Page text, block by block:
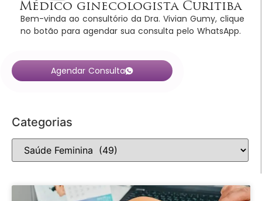
Médico ginecologista Curitiba
Bem-vinda ao consultório da Dra. Vivian Gumy, clique
no botão para agendar sua consulta pelo WhatsApp.
Agendar Consulta
Categorias